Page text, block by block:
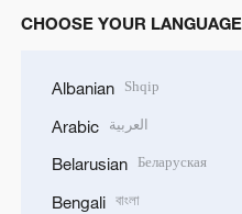
CHOOSE YOUR LANGUAGE
Albanian Shqip
Arabic العربية
Belarusian Беларуская
Bengali বাংলা